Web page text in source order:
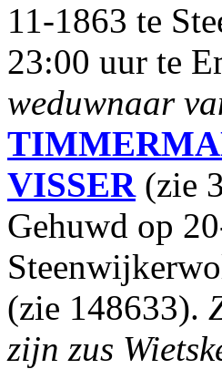
11-1863 te
23:00 uur te
weduwnaar
VISSER(zie
Gehuwd op
(zie 148633).
zijn zus